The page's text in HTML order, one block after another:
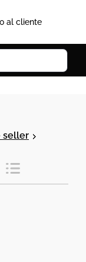
al cliente
seller